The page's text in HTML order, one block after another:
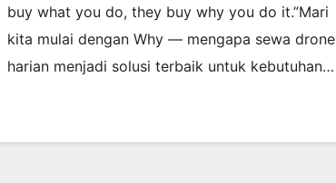
buy what you do, they buy why you do it.”Mari
kita mulai dengan Why — mengapa sewa drone
harian menjadi solusi terbaik untuk kebutuhan…